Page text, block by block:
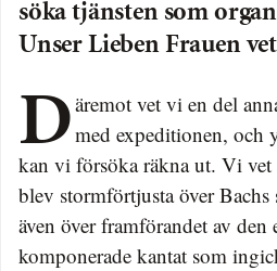
söka tjänsten som
Unser Lieben Frauen
Däremot vet vi en del annat som hänger sammanmed expeditionen, och
kan vi försöka räkna ut. Vi
blev stormförtjusta över
även över framförandet av den
komponerade kantat som